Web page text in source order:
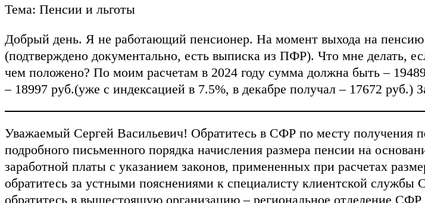
Тема: Пенсии и льготы
Добрый день. Я не работающий пенсионер. На момент выхода на
(подтверждено документально, есть выписка из ПФР). Что мне делать,
чем положено? По моим расчетам в 2024 году сумма должна быть –
– 18997 руб.(уже с индексацией в 7.5%, в декабре получал – 17672 руб.)
Уважаемый Сергей Васильевич! Обратитесь в СФР по месту получения
подробного письменного порядка начисления размера пенсии на
заработной платы с указанием законов, примененных при расчетах
обратитесь за устными пояснениями к специалисту клиентской службы
обратитесь в вышестоящую организацию – региональное отделение СФР